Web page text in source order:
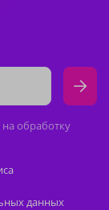
обработку
данных